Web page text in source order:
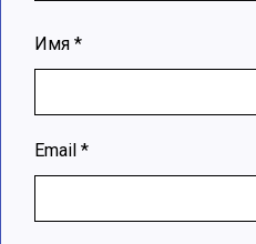
Имя *
Email *